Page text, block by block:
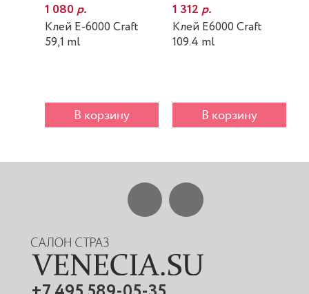
1 080р.
Клей E-6000 Craft
59,1 ml
В корзину
1 312р.
Клей E6000 Craft
109.4 ml
В корзину